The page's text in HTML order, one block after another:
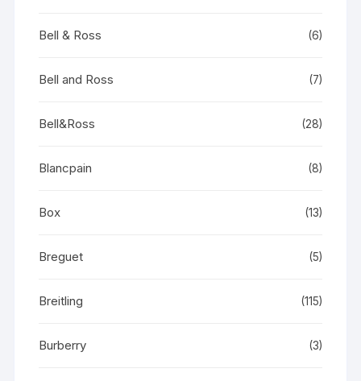
Bell & Ross (6)
Bell and Ross (7)
Bell&Ross (28)
Blancpain (8)
Box (13)
Breguet (5)
Breitling (115)
Burberry (3)